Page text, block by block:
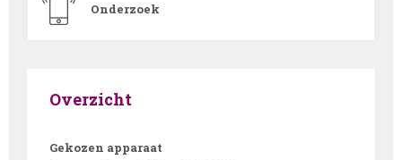
Onderzoek
Overzicht
Gekozen apparaat